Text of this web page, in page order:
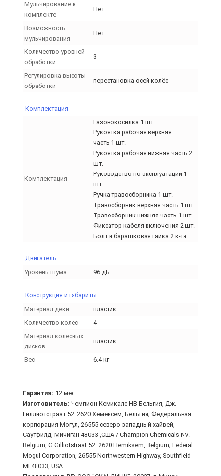
Мульчирование в
комплекте
Нет
Возможность
мульчирования
Нет
Количество уровней
обработки
3
Регулировка высоты
обработки
перестановка осей колёс
Комплектация
Комплектация
Газонокосилка 1 шт.
Рукоятка рабочая верхняя
часть 1 шт.
Рукоятка рабочая нижняя часть 2
шт.
Руководство по эксплуатации 1
шт.
Ручка травосборника 1 шт.
Травосборник верхняя часть 1 шт.
Травосборник нижняя часть 1 шт.
Фиксатор кабеля включения 2 шт.
Болт и барашковая гайка 2 к-та
Двигатель
Уровень шума
96 дБ
Конструкция и габариты
Материал деки
пластик
Количество колес
4
Материал колесных
дисков
пластик
Вес 6.4 кг
Гарантия: 12 мес.
Изготовитель: Чемпион Кемикалс НВ Бельгия, Дж.
Гиллиотстраат 52. 2620 Хемексем, Бельгия; Федеральная
корпорация Могул, 26555 северо-западный хайвей,
Саутфилд, Мичиган 48033 ,США / Champion Chemicals NV.
Belgium, G.Gilliotstraat 52. 2620 Hemiksem, Belgium; Federal
Mogul Corporation, 26555 Northwestern Highway, Southfield
MI 48033, USA